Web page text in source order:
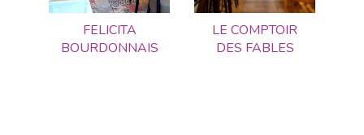
FELICITA
BOURDONNAIS
LE COMPTOIR
DES FABLES